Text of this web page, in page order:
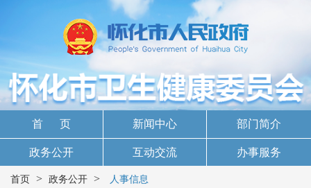
首 页 新闻中心 部门简介
政务公开 互动交流 办事服务
首页 > 政务公开 > 人事信息